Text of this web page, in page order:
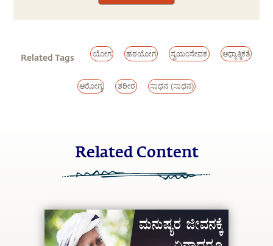
Related Tags ಯೋಗ ಹಠಯೋಗ ಸ್ವಯಂಸೇವಕ ಆಧ್ಯಾತ್ಮಿಕತೆ
ಆರೋಗ್ಯ ಶರೀರ ಸಾಧನ (ಸಾಧನ)
Related Content